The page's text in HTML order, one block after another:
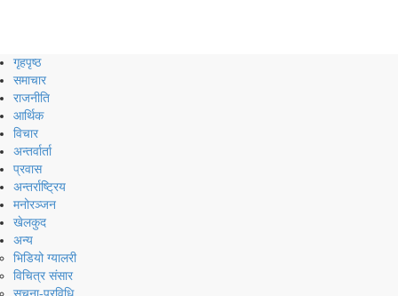
गृहपृष्ठ
समाचार
राजनीति
आर्थिक
विचार
अन्तर्वार्ता
प्रवास
अन्तर्राष्ट्रिय
मनोरञ्जन
खेलकुद
अन्य
भिडियो ग्यालरी
विचित्र संसार